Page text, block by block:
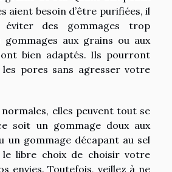
aient besoin d’être purifiées, il
éviter des gommages trop
gommages aux grains ou aux
bien adaptés. Ils pourront
pores sans agresser votre
elles peuvent tout se
soit un gommage doux aux
un gommage décapant au sel
le libre choix de choisir votre
envies. Toutefois, veillez à ne